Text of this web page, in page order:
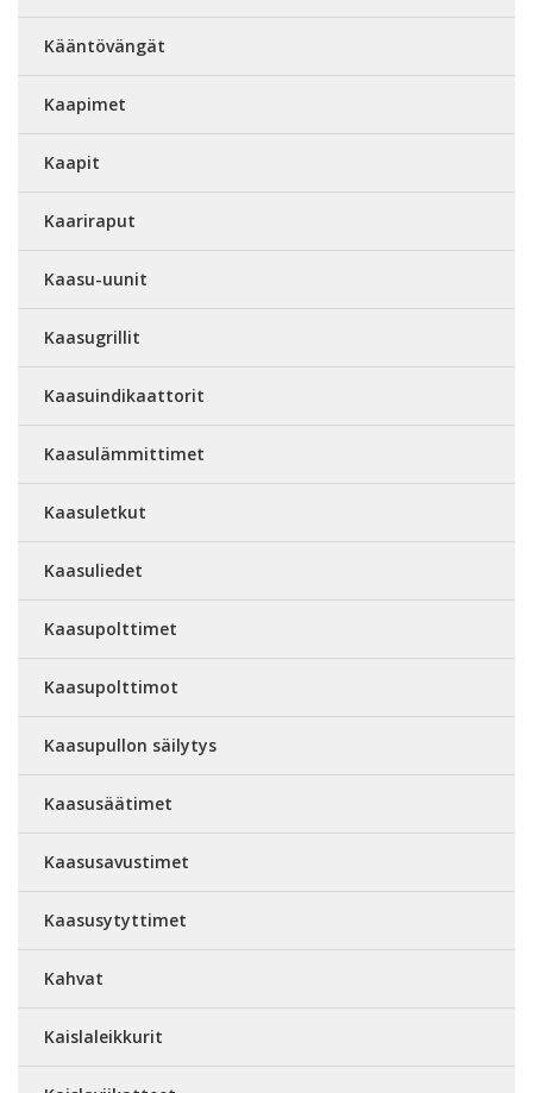
Kääntövängät
Kaapimet
Kaapit
Kaariraput
Kaasu-uunit
Kaasugrillit
Kaasuindikaattorit
Kaasulämmittimet
Kaasuletkut
Kaasuliedet
Kaasupolttimet
Kaasupolttimot
Kaasupullon säilytys
Kaasusäätimet
Kaasusavustimet
Kaasusytyttimet
Kahvat
Kaislaleikkurit